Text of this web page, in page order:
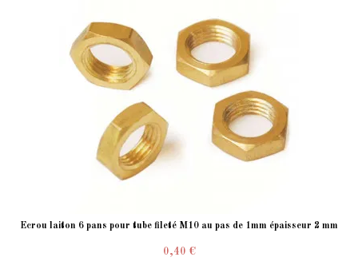
Ecrou laiton 6 pans pour tube fileté M10 au pas de 1mm épaisseur 2 mm
0,40 €